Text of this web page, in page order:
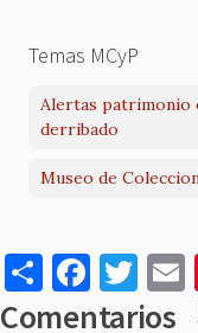
Temas MCyP
Alertas patrimonio
derribado
Museo de
S
h
F
a
T
w
Comentarios